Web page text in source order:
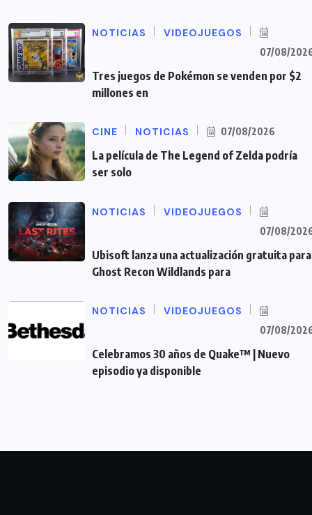
NOTICIAS VIDEOJUEGOS
07/08/
Tres juegos de Pokémon se venden por $2
millones en
CINE NOTICIAS 07/08/2026
La película de The Legend of Zelda podría
ser solo
NOTICIAS VIDEOJUEGOS
07/08/
Ubisoft lanza una actualización gratuita para
Ghost Recon Wildlands para
NOTICIAS VIDEOJUEGOS
07/08/
Celebramos 30 años de Quake™ | Nuevo
episodio ya disponible